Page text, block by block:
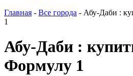
Главная - Все города - Абу-Даби :
1
Абу-Даби :
Формулу 1